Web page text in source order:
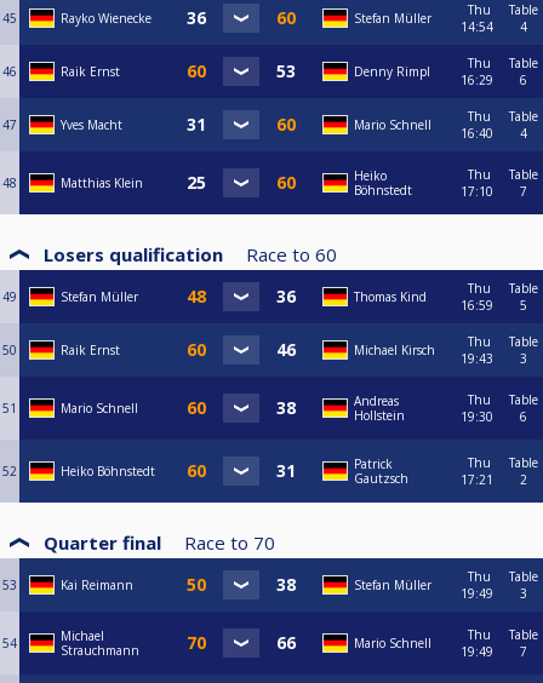
45 Rayko Wienecke Stefan Müller
Thu
14:54
Table
4
46 Raik Ernst Denny Rimpl
Thu
16:29
Table
6
47 Yves Macht Mario Schnell
Thu
16:40
Table
4
48 Matthias Klein
Heiko
Böhnstedt
Thu
17:10
Table
7
Losers qualification Race to 60
49 Stefan Müller Thomas Kind
Thu
16:59
Table
5
50 Raik Ernst Michael Kirsch
Thu
19:43
Table
3
51 Mario Schnell
Andreas
Hollstein
Thu
19:30
Table
6
52 Heiko Böhnstedt
Patrick
Gautzsch
Thu
17:21
Table
2
Quarter final Race to 70
53 Kai Reimann Stefan Müller
Thu
19:49
Table
3
54
Michael
Strauchmann
Mario Schnell
Thu
19:49
Table
7